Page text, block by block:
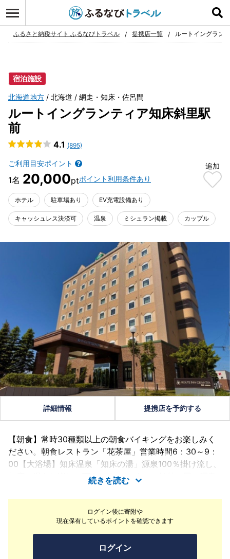
お気に入り
ふるさと納税サイト ふるなびトラベル 提携店一覧 ルートイングラン
宿泊施設
北海道地方 北海道 網走・知床・佐呂間
ルートイングランティア知床斜里駅
前
4.1 (895)
ご利用目安ポイント
20,000 ポイント利用条件あり
追加
ホテル 駐車場あり EV充電設備あり
キャッシュレス決済可 温泉 ミシュラン掲載 カップル
ログイン後に寄附や
現在保有しているポイントを確認できます
ログイン
詳細情報 提携店を予約する
【朝食】常時30種類以上の朝食バイキングをお楽しみく
ださい。朝食レストラン「花茶屋」営業時間6：30～9：
00【大浴場】知床温泉「知床の湯」源泉100％掛け流し、
知床の湯をお楽しみ下さいませ。 また、館外に同じ源泉
を使用した無料の足湯もございます。（足湯は冬季休業）
ご利用時間16：00～翌2：00／5：00～9：00【施設のご
案内】コインランドリー／無料セルフカフェ／シャンプー
バー／洗剤バー
続きを読む